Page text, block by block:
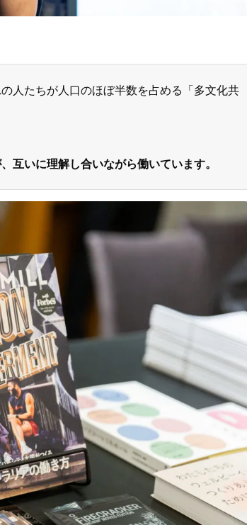
人たちが人口のほぼ半数を占める「多文化共
互いに理解し合いながら働いています。